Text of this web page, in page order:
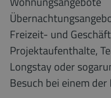
Freizeit- und
Projektaufenthalte,
Longstay oder
Besuch bei einem